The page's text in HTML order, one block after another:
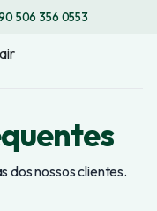
506 356 0553
dos nossos clientes.